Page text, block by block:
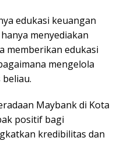
edukasi keuangan
menyediakan
memberikan edukasi
mengelola
Maybank di Kota
positif bagi
kredibilitas dan